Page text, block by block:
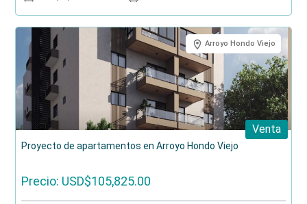
Arroyo Hondo Viejo
Venta
Proyecto de apartamentos en Arroyo Hondo Viejo
Precio: USD$105,825.00